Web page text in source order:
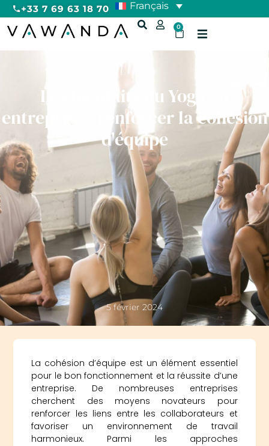
+33 7 69 63 18 70 Français
0
Les bienfaits du Yoga en
entreprise : renforcer la cohésion
d'équipe
5 février 2024
La cohésion d’équipe est un élément essentiel
pour le bon fonctionnement et la réussite d’une
entreprise. De nombreuses entreprises
cherchent des moyens novateurs pour
renforcer les liens entre les collaborateurs et
favoriser un environnement de travail
harmonieux. Parmi les approches